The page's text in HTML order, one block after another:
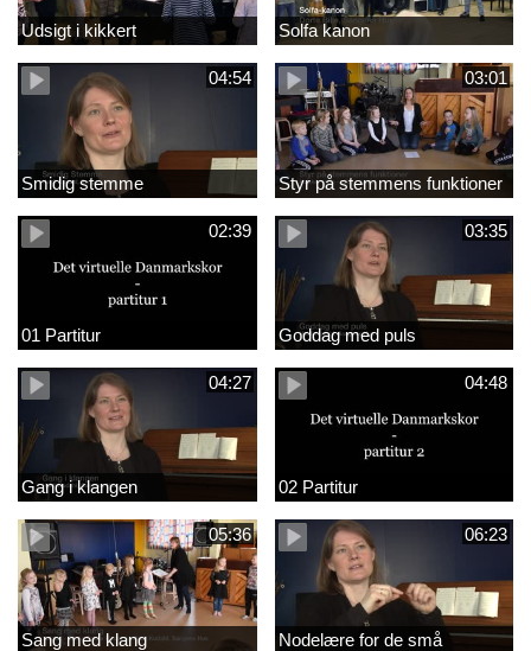
Udsigt i kikkert Solfa kanon
04:54
Smidig stemme
03:01
Styr på stemmens funktioner
02:39
01 Partitur
03:35
Goddag med puls
04:27
Gang i klangen
04:48
02 Partitur
05:36
Sang med klang
06:23
Nodelære for de små